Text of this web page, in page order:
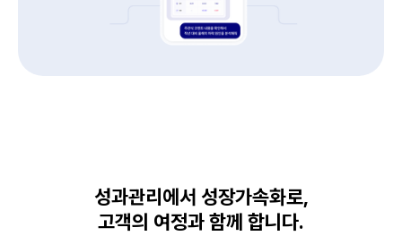
성과관리에서 성장가속화로,
고객의 여정과 함께 합니다.